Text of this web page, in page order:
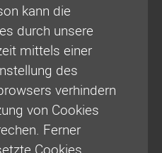
kann die
durch unsere
mittels einer
des
verhindern
von Cookies
Ferner